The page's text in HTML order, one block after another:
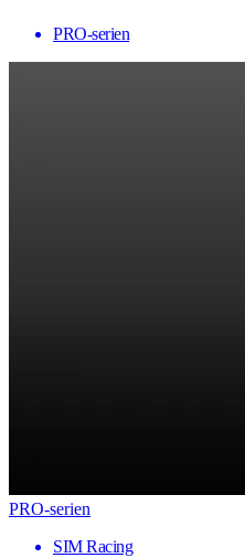
PRO-serien
PRO-serien
SIM Racing